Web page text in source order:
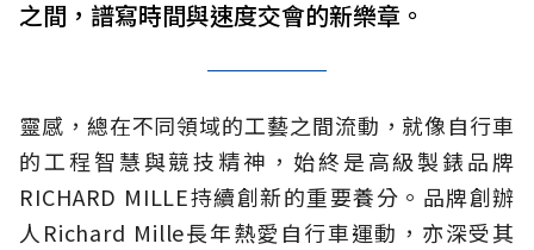
之間，譜寫時間與速度交會的新樂章。
靈感，總在不同領域的工藝之間流動，就像自行車
的工程智慧與競技精神，始終是高級製錶品牌
RICHARD MILLE持續創新的重要養分。品牌創辦
人Richard Mille長年熱愛自行車運動，亦深受其